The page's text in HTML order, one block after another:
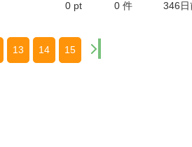
0 pt 0 件 346日
13 14 15